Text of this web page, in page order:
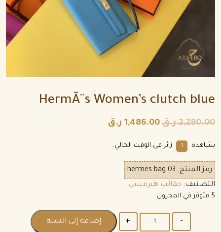
HermÃ¨s Women’s clutch blue
2,280.00 ر.ق 1,486.00 ر.ق
يشاهده 1 زائر فى الوقت الحالي.
رمز المنتج: hermes bag 03
التصنيف: حقائب هيرميس
5 متوفر في المخزون
إضافة إلى السلة